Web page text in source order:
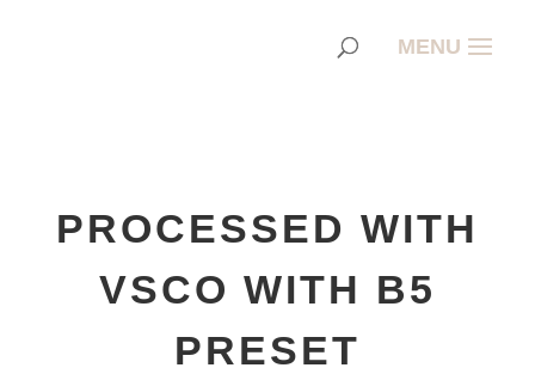
PROCESSED WITH
VSCO WITH B5
PRESET